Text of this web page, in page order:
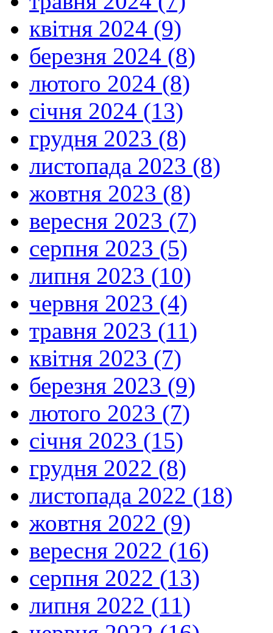
квітня 2024 (9)
березня 2024 (8)
лютого 2024 (8)
січня 2024 (13)
грудня 2023 (8)
листопада 2023 (8)
жовтня 2023 (8)
вересня 2023 (7)
серпня 2023 (5)
липня 2023 (10)
червня 2023 (4)
травня 2023 (11)
квітня 2023 (7)
березня 2023 (9)
лютого 2023 (7)
січня 2023 (15)
грудня 2022 (8)
листопада 2022 (18)
жовтня 2022 (9)
вересня 2022 (16)
серпня 2022 (13)
липня 2022 (11)